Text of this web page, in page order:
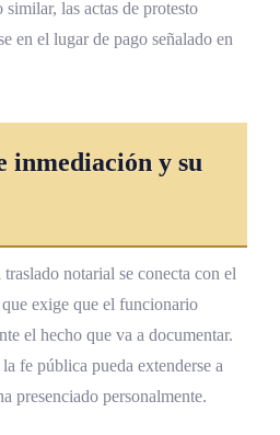
ingresar a propiedad
el acta?
puede actuar el notario
un acta notarial sobre
o redes sociales?
los honorarios del traslado
un acta notarial fuera
las actas de protesto
en el lugar de pago señalado en
inmediación y su
notarial se conecta con el
exige que el funcionario
el hecho que va a documentar.
fe pública pueda extenderse a
presenciado personalmente.